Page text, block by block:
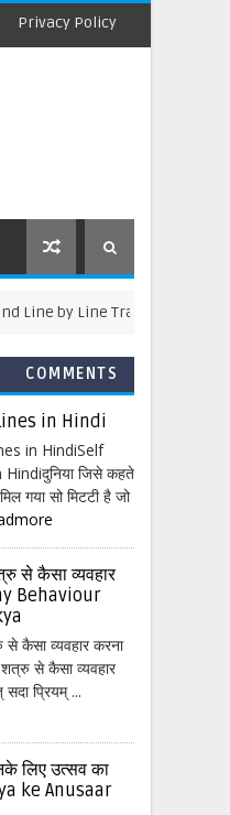
Privacy Policy
Line Translation
COMMENTS
in Hindi
in HindiSelf
जिसे कहते
गया सो मिटटी है जो
से कैसा व्यवहार
Behaviour
कैसा व्यवहार करना
से कैसा व्यवहार
प्रियम् ...
लिए उत्सव का
ke Anusaar